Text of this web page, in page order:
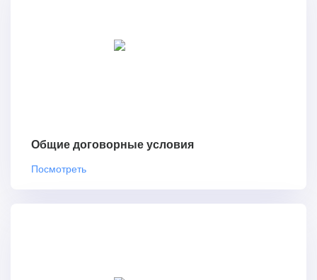
Общие договорные условия
Посмотреть